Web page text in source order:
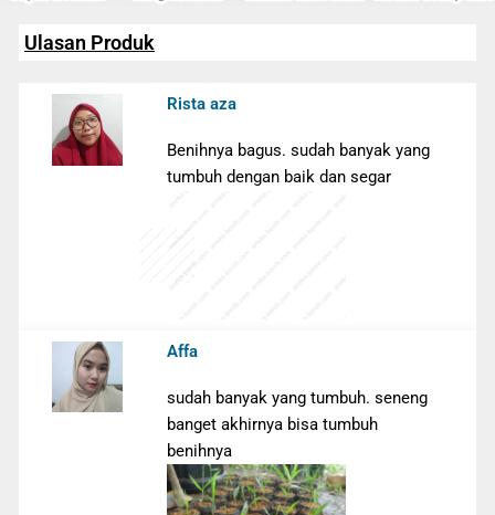
Ulasan Produk
Rista aza
Benihnya bagus. sudah banyak yang
tumbuh dengan baik dan segar
Affa
sudah banyak yang tumbuh. seneng
banget akhirnya bisa tumbuh
benihnya